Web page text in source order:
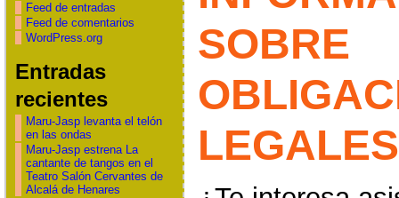
Feed de entradas
Feed de comentarios
WordPress.org
Entradas
recientes
Maru-Jasp levanta el telón
en las ondas
Maru-Jasp estrena La
cantante de tangos en el
Teatro Salón Cervantes de
Alcalá de Henares
SOBRE
LEGALES